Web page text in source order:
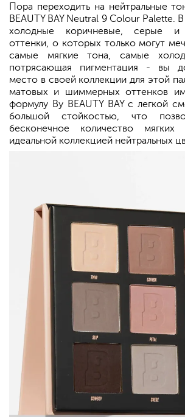
Пора переходить на нейтральные
BEAUTY BAY Neutral 9 Colour Palette.
холодные коричневые, серые и
оттенки, о которых только могут
самые мягкие тона, самые
потрясающая пигментация - вы
место в своей коллекции для этой
матовых и шиммерных оттенков
формулу By BEAUTY BAY с легкой
большой стойкостью, что
бесконечное количество мягких
идеальной коллекцией нейтральных